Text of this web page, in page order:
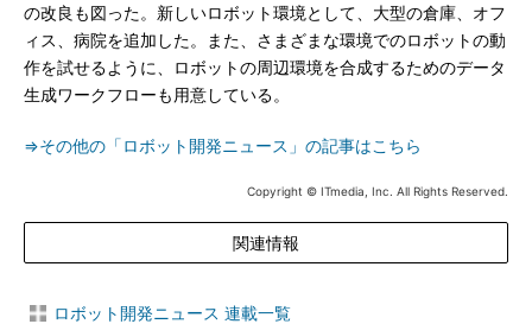
の改良も図った。新しいロボット環境として、大型の倉庫、オフ
ィス、病院を追加した。また、さまざまな環境でのロボットの動
作を試せるように、ロボットの周辺環境を合成するためのデータ
生成ワークフローも用意している。
⇒その他の「ロボット開発ニュース」の記事はこちら
Copyright © ITmedia, Inc. All Rights Reserved.
関連情報
ロボット開発ニュース 連載一覧